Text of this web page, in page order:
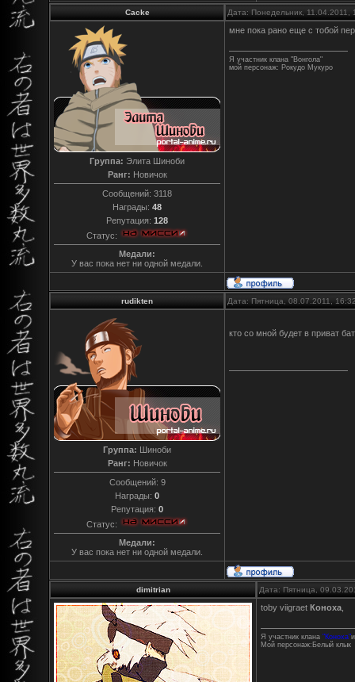
Cacke Дата: Понедельник,
Группа: Элита Шиноби
Ранг: Новичок
Сообщений: 3118
Награды: 48
Репутация: 128
Статус:
Медали:
У вас пока нет ни одной медали.
мне пока рано еще с тобой
Я участник клана "Вонгола"
мой персонаж: Рокудо Мукуро
rudikten Дата: Пятница, 08.07.2011,
Группа: Шиноби
Ранг: Новичок
Сообщений: 9
Награды: 0
Репутация: 0
Статус:
Медали:
У вас пока нет ни одной медали.
кто со мной будет в приват
dimitrian Дата: Пятница,
toby viigraet Коноха
Я участник клана "Коноха"
Мой персонаж:Белый клык